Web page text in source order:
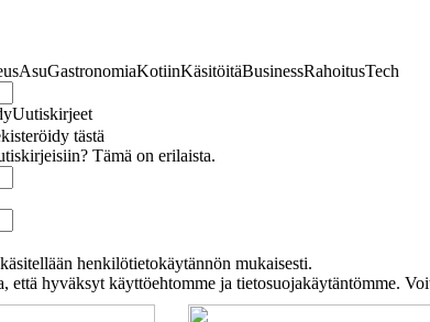
AsuGastronomiaKotiinKäsitöitäBusinessRahoitusTech
Uutiskirjeet
tästä
Tämä on erilaista.
henkilötietokäytännön mukaisesti.
että hyväksyt käyttöehtomme ja tietosuojakäytäntömme.